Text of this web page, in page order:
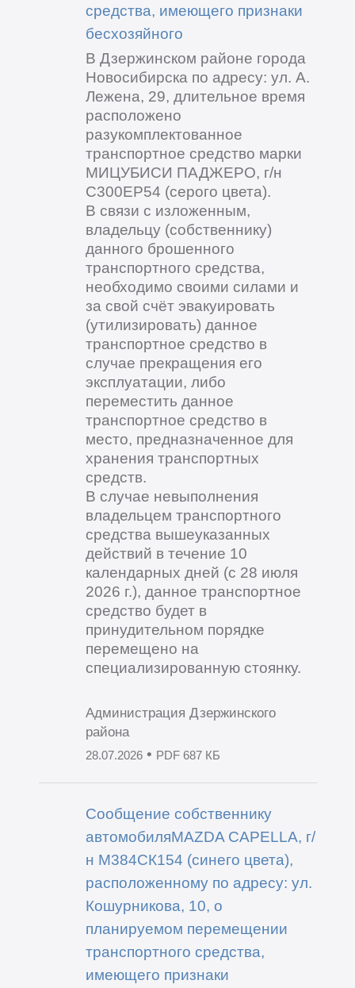
средства, имеющего признаки
бесхозяйного
В Дзержинском районе города
Новосибирска по адресу: ул. А.
Лежена, 29, длительное время
расположено
разукомплектованное
транспортное средство марки
МИЦУБИСИ ПАДЖЕРО, г/н
С300ЕР54 (серого цвета).
В связи с изложенным,
владельцу (собственнику)
данного брошенного
транспортного средства,
необходимо своими силами и
за свой счёт эвакуировать
(утилизировать) данное
транспортное средство в
случае прекращения его
эксплуатации, либо
переместить данное
транспортное средство в
место, предназначенное для
хранения транспортных
средств.
В случае невыполнения
владельцем транспортного
средства вышеуказанных
действий в течение 10
календарных дней (с 28 июля
2026 г.), данное транспортное
средство будет в
принудительном порядке
перемещено на
специализированную стоянку.
Администрация Дзержинского
района
28.07.2026• PDF 687 КБ
Сообщение собственнику
автомобиляMAZDA CAPELLA, г/
н М384СК154 (синего цвета),
расположенному по адресу: ул.
Кошурникова, 10, о
планируемом перемещении
транспортного средства,
имеющего признаки